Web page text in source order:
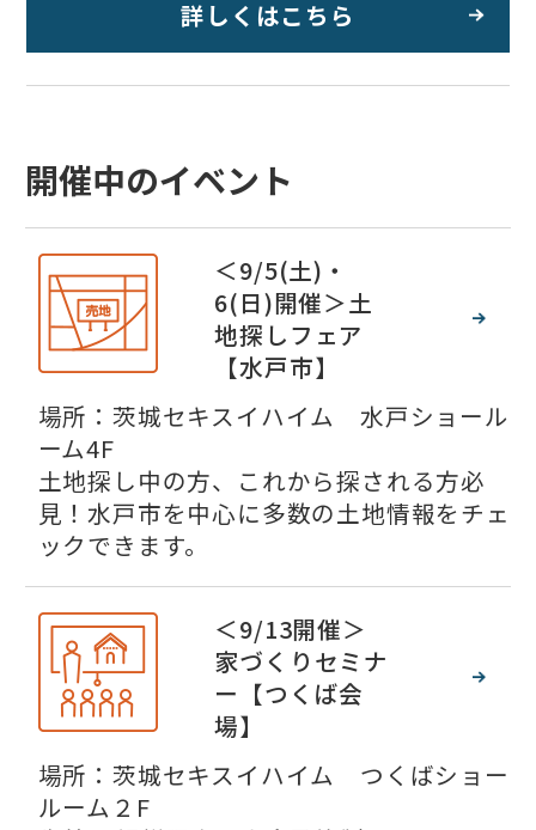
詳しくはこちら
開催中のイベント
＜9/5(土)・
6(日)開催＞土
地探しフェア
【水戸市】
場所：茨城セキスイハイム 水戸ショール
ーム4F
土地探し中の方、これから探される方必
見！水戸市を中心に多数の土地情報をチェ
ックできます。
＜9/13開催＞
家づくりセミナ
ー【つくば会
場】
場所：茨城セキスイハイム つくばショー
ルーム２F